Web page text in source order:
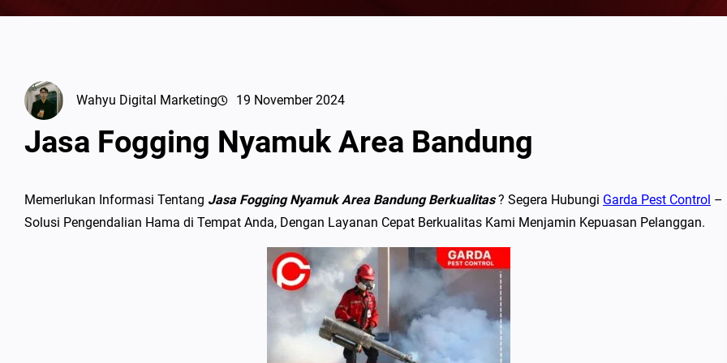
Wahyu Digital Marketing 19 November 2024
Jasa Fogging Nyamuk Area Bandung
Memerlukan Informasi Tentang Jasa Fogging Nyamuk Area Bandung Berkualitas? Segera Hubungi Garda Pest Control –
Solusi Pengendalian Hama di Tempat Anda, Dengan Layanan Cepat Berkualitas Kami Menjamin Kepuasan Pelanggan.